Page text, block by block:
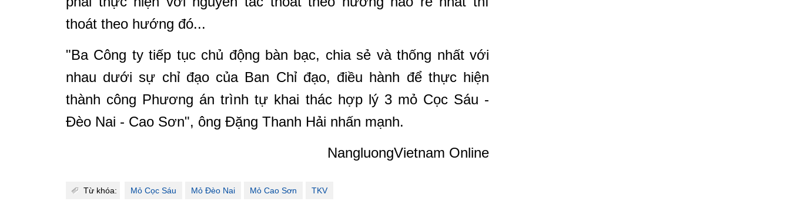
thoát theo hướng đó...
"Ba Công ty tiếp tục chủ động bàn bạc, chia sẻ và thống nhất với
nhau dưới sự chỉ đạo của Ban Chỉ đạo, điều hành để thực hiện
thành công Phương án trình tự khai thác hợp lý 3 mỏ Cọc Sáu -
Đèo Nai - Cao Sơn", ông Đặng Thanh Hải nhấn mạnh.
NangluongVietnam Online
Từ khóa: Mỏ Cọc Sáu Mỏ Đèo Nai Mỏ Cao Sơn TKV